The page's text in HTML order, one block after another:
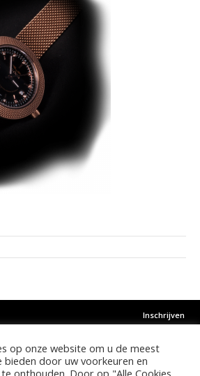
Inschrijven
Youtube
op onze website om u de meest
door uw voorkeuren en
onthouden. Door op "Alle Cookies